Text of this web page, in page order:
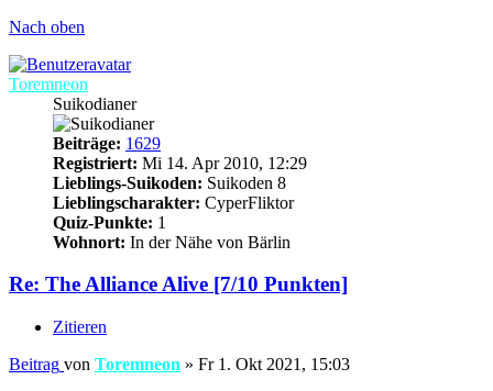
Nach oben
Toremneon
Suikodianer
Beiträge: 1629
Registriert: Mi 14. Apr 2010, 12:29
Lieblings-Suikoden: Suikoden 8
Lieblingscharakter: CyperFliktor
Quiz-Punkte: 1
Wohnort: In der Nähe von Bärlin
Re: The Alliance Alive [7/10 Punkten]
Zitieren
Beitrag von Toremneon » Fr 1. Okt 2021, 15:03